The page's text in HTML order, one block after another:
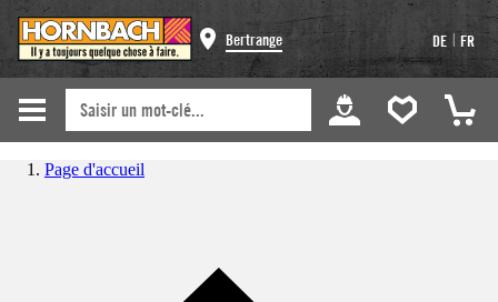
Bertrange DE | FR
Page d'accueil